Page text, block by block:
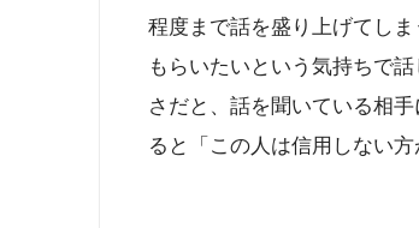
程度まで話を盛り上げてし
もらいたいという気持ちで
さだと、話を聞いている相
ると「この人は信用しない